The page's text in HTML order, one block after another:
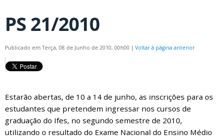
PS 21/2010
Publicado em Terça, 08 de Junho de 2010, 00h00 | Voltar à página anterior
Estarão abertas, de 10 a 14 de junho, as inscrições para os
estudantes que pretendem ingressar nos cursos de
graduação do Ifes, no segundo semestre de 2010,
utilizando o resultado do Exame Nacional do Ensino Médio